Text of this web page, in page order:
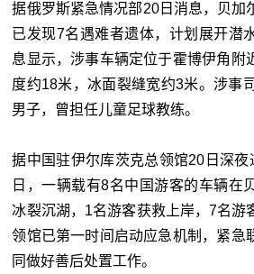
据俄罗斯紧急情况部20日消息，贝加
已发现7名遇难者遗体，计划展开潜
息显示，涉事车辆定位于霍博伊角附
度约18米，冰面裂缝宽约3米。涉事
男子，曾担任儿童足球教练。
据中国驻伊尔库茨克总领馆20日深
日，一辆载有8名中国游客的车辆在
冰裂沉湖，1名游客获救上岸，7名游
领馆已第一时间启动应急机制，紧急
同做好善后处置工作。